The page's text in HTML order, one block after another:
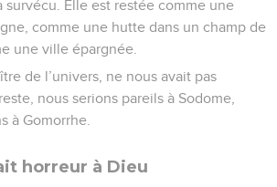
survécu. Elle est restée comme une
comme une hutte dans un champ de
une ville épargnée.
de l’univers, ne nous avait pas
nous serions pareils à Sodome,
à Gomorrhe.
horreur à Dieu